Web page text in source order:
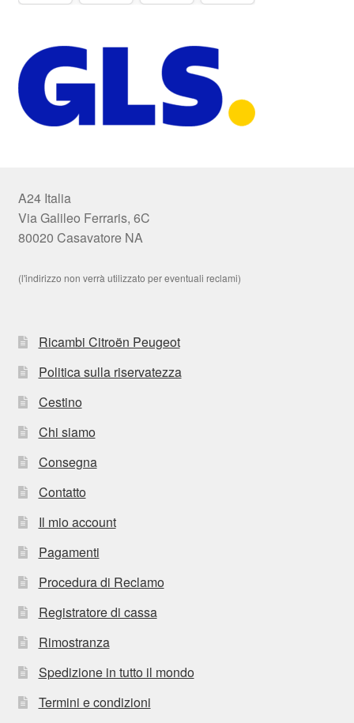
A24 Italia
Via Galileo Ferraris, 6C
80020 Casavatore NA
(l'indirizzo non verrà utilizzato per eventuali reclami)
Ricambi Citroën Peugeot
Politica sulla riservatezza
Cestino
Chi siamo
Consegna
Contatto
Il mio account
Pagamenti
Procedura di Reclamo
Registratore di cassa
Rimostranza
Spedizione in tutto il mondo
Termini e condizioni